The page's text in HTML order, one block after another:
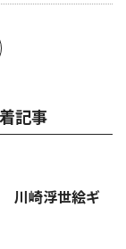
記事
川崎浮世絵ギ